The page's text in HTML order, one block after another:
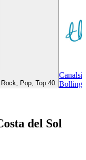
Pop, Top 40
del Sol